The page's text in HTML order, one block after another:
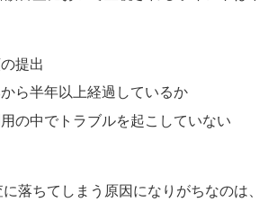
提出
ら半年以上経過しているか
の中でトラブルを起こしていない
落ちてしまう原因になりがちなのは、